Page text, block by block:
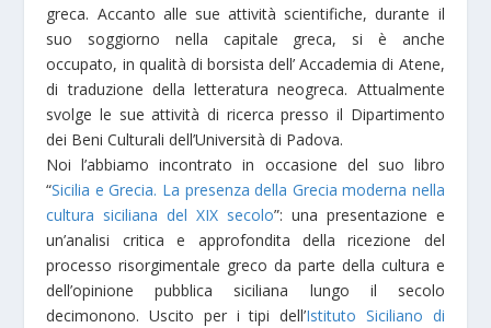
greca. Accanto alle sue attività scientifiche, durante il
suo soggiorno nella capitale greca, si è anche
occupato, in qualità di borsista dell’ Accademia di Atene,
di traduzione della letteratura neogreca. Attualmente
svolge le sue attività di ricerca presso il Dipartimento
dei Beni Culturali dell’Università di Padova.
Noi l’abbiamo incontrato in occasione del suo libro
“Sicilia e Grecia. La presenza della Grecia moderna nella
cultura siciliana del XIX secolo”: una presentazione e
un’analisi critica e approfondita della ricezione del
processo risorgimentale greco da parte della cultura e
dell’opinione pubblica siciliana lungo il secolo
decimonono. Uscito per i tipi dell’Istituto Siciliano di